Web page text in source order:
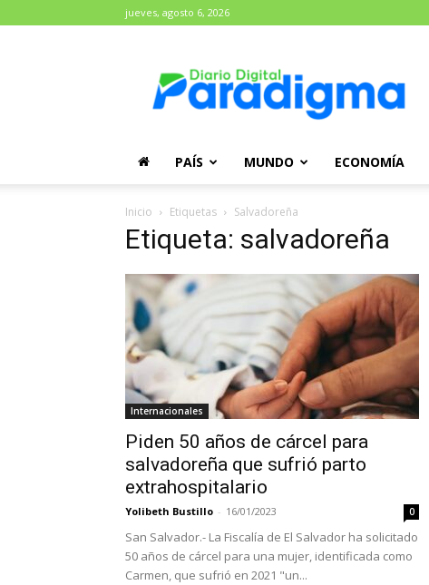
jueves, agosto 6, 2026
Paradigma
PAÍS MUNDO ECONOMÍA
Inicio Etiquetas Salvadoreña
Etiqueta: salvadoreña
Internacionales
Piden 50 años de cárcel para
salvadoreña que sufrió parto
extrahospitalario
Yolibeth Bustillo - 16/01/2023 0
San Salvador.- La Fiscalía de El Salvador ha solicitado
50 años de cárcel para una mujer, identificada como
Carmen, que sufrió en 2021 "un...